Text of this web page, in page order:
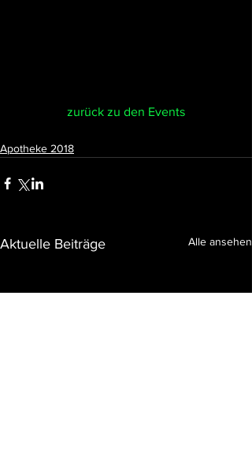
zurück zu den Events
Apotheke 2018
Aktuelle Beiträge Alle ansehen